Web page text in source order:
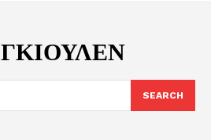
ΓΚΙΟΥΛΕΝ
SEARCH